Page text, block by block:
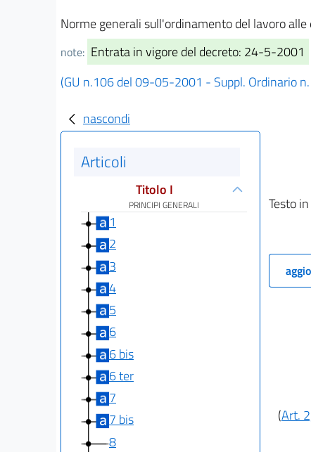
Norme generali sull'ordinamento del lavoro
note: Entrata in vigore del decreto: 24-5-2001
(GU n.106 del 09-05-2001 - Suppl. Ordinario
nascondi
Articoli
Titolo I
PRINCIPI GENERALI
1
2
3
4
5
6
6 bis
6 ter
7
7 bis
8
Testo
(Art.